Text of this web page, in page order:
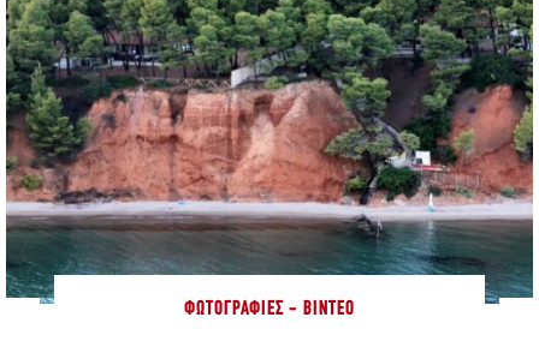
ΦΩΤΟΓΡΑΦΊΕΣ - ΒΊΝΤΕΟ